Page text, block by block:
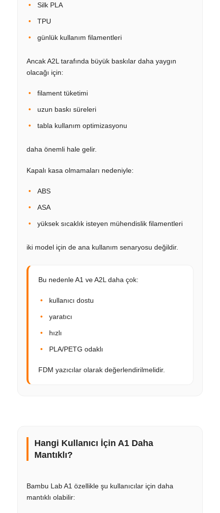
Silk PLA
TPU
günlük kullanım filamentleri
Ancak A2L tarafında büyük baskılar daha yaygın
olacağı için:
filament tüketimi
uzun baskı süreleri
tabla kullanım optimizasyonu
daha önemli hale gelir.
Kapalı kasa olmamaları nedeniyle:
ABS
ASA
yüksek sıcaklık isteyen mühendislik filamentleri
iki model için de ana kullanım senaryosu değildir.
Bu nedenle A1 ve A2L daha çok:
kullanıcı dostu
yaratıcı
hızlı
PLA/PETG odaklı
FDM yazıcılar olarak değerlendirilmelidir.
Hangi Kullanıcı İçin A1 Daha
Mantıklı?
Bambu Lab A1 özellikle şu kullanıcılar için daha
mantıklı olabilir: